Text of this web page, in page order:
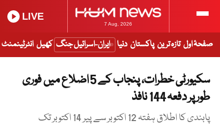
7 Aug, 2026
LIVE
صفحۂ اول تازہ ترین پاکستان دنیا ایران-اسرائیل جنگ کھیل انٹرٹینمنٹ
سکیورٹی خطرات، پنجاب کے 5 اضلاع میں فوری
طور پر دفعہ 144 نافذ
پابندی کا اطلاق ہفتہ 12 اکتوبر سے پیر 14 اکتوبر تک